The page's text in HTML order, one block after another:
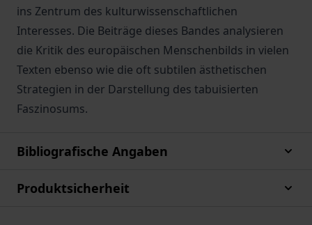
ins Zentrum des kulturwissenschaftlichen
Interesses. Die Beiträge dieses Bandes analysieren
die Kritik des europäischen Menschenbilds in vielen
Texten ebenso wie die oft subtilen ästhetischen
Strategien in der Darstellung des tabuisierten
Faszinosums.
Bibliografische Angaben
Produktsicherheit